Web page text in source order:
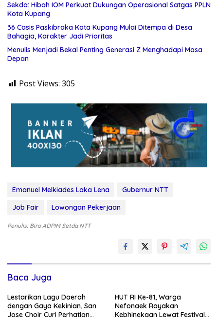
Sekda: Hibah IOM Perkuat Dukungan Operasional Satgas PPLN
Kota Kupang
36 Casis Paskibraka Kota Kupang Mulai Ditempa di Desa
Bahagia, Karakter Jadi Prioritas
Menulis Menjadi Bekal Penting Generasi Z Menghadapi Masa
Depan
Post Views: 305
Emanuel Melkiades Laka Lena
Gubernur NTT
Job Fair
Lowongan Pekerjaan
Penulis: Biro ADPIM Setda NTT
Baca Juga
Lestarikan Lagu Daerah
dengan Gaya Kekinian, San
Jose Choir Curi Perhatian
HUT RI Ke-81, Warga
Nefonaek Rayakan
Kebhinekaan Lewat Festival